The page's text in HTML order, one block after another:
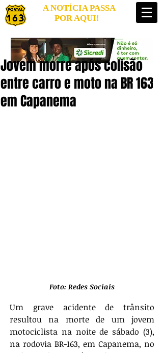
A NOTÍCIA PASSA
POR AQUI!
Jovem morre após colisão
entre carro e moto na BR 163
em Capanema
Foto: Redes Sociais
Um grave acidente de trânsito
resultou na morte de um jovem
motociclista na noite de sábado (3),
na rodovia BR-163, em Capanema, no